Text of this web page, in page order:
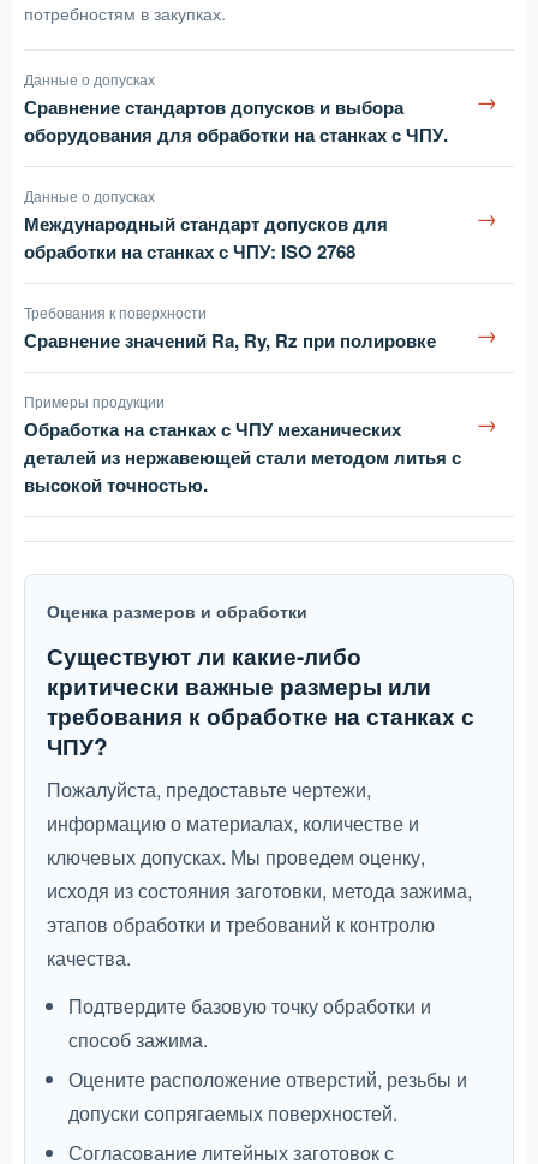
потребностям в закупках.
Данные о допусках
Сравнение стандартов допусков и выбора
оборудования для обработки на станках с ЧПУ.
→
Данные о допусках
Международный стандарт допусков для
обработки на станках с ЧПУ: ISO 2768
→
Требования к поверхности
Сравнение значений Ra, Ry, Rz при полировке →
Примеры продукции
Обработка на станках с ЧПУ механических
деталей из нержавеющей стали методом литья с
высокой точностью.
→
Оценка размеров и обработки
Существуют ли какие-либо
критически важные размеры или
требования к обработке на станках с
ЧПУ?
Пожалуйста, предоставьте чертежи,
информацию о материалах, количестве и
ключевых допусках. Мы проведем оценку,
исходя из состояния заготовки, метода зажима,
этапов обработки и требований к контролю
качества.
Подтвердите базовую точку обработки и
способ зажима.
Оцените расположение отверстий, резьбы и
допуски сопрягаемых поверхностей.
Согласование литейных заготовок с